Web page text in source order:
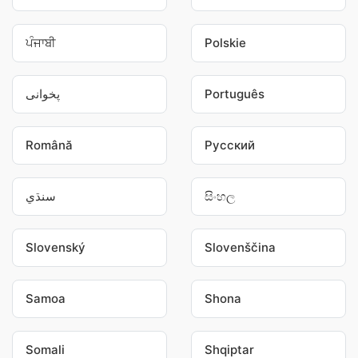
ਪੰਜਾਬੀ Polskie
پخوانی Português
Română Pусский
سنڌي සිංහල
Slovenský Slovenščina
Samoa Shona
Somali Shqiptar